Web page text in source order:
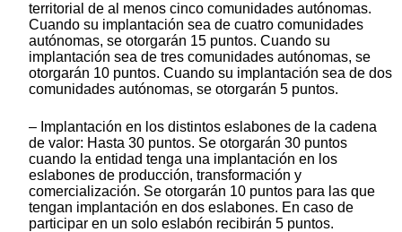
territorial de al menos cinco comunidades autónomas.
Cuando su implantación sea de cuatro comunidades
autónomas, se otorgarán 15 puntos. Cuando su
implantación sea de tres comunidades autónomas, se
otorgarán 10 puntos. Cuando su implantación sea de dos
comunidades autónomas, se otorgarán 5 puntos.
– Implantación en los distintos eslabones de la cadena
de valor: Hasta 30 puntos. Se otorgarán 30 puntos
cuando la entidad tenga una implantación en los
eslabones de producción, transformación y
comercialización. Se otorgarán 10 puntos para las que
tengan implantación en dos eslabones. En caso de
participar en un solo eslabón recibirán 5 puntos.